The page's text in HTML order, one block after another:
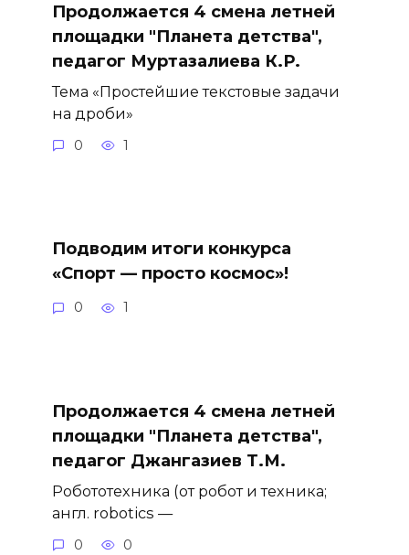
Продолжается 4 смена летней
площадки "Планета детства",
педагог Муртазалиева К.Р.
Тема «Простейшие текстовые задачи
на дроби»
0 1
Подводим итоги конкурса
«Спорт — просто космос»!
0 1
Продолжается 4 смена летней
площадки "Планета детства",
педагог Джангазиев Т.М.
Робототехника (от робот и техника;
англ. robotics —
0 0